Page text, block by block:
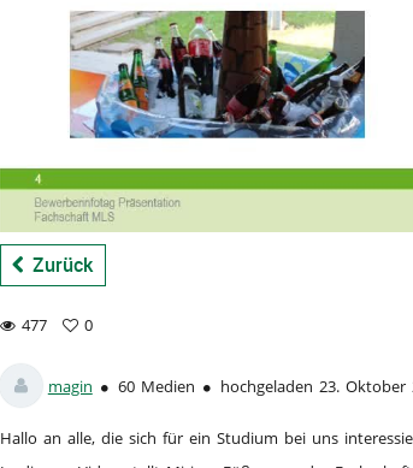
Zurück
477
views
0
favorites
magin 60 Medien hochgeladen 23. Oktober
Hallo an alle, die sich für ein Studium bei uns